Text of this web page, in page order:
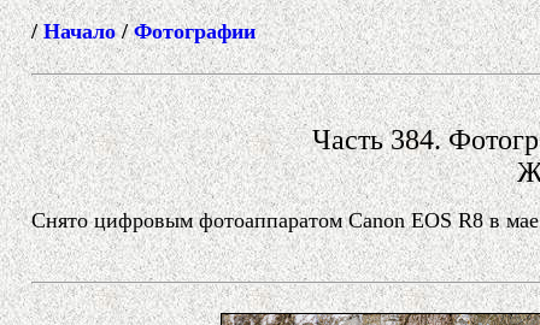
/Начало/Фотографии
Часть 384.
Снято цифровым фотоаппаратом Canon EOS R8 в мае